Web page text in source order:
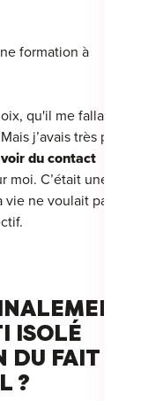
formation à
qu'il me fallait
j’avais très peur
du contact
moi. C’était une
ne voulait pas
ISOLÉ
DU FAIT
?